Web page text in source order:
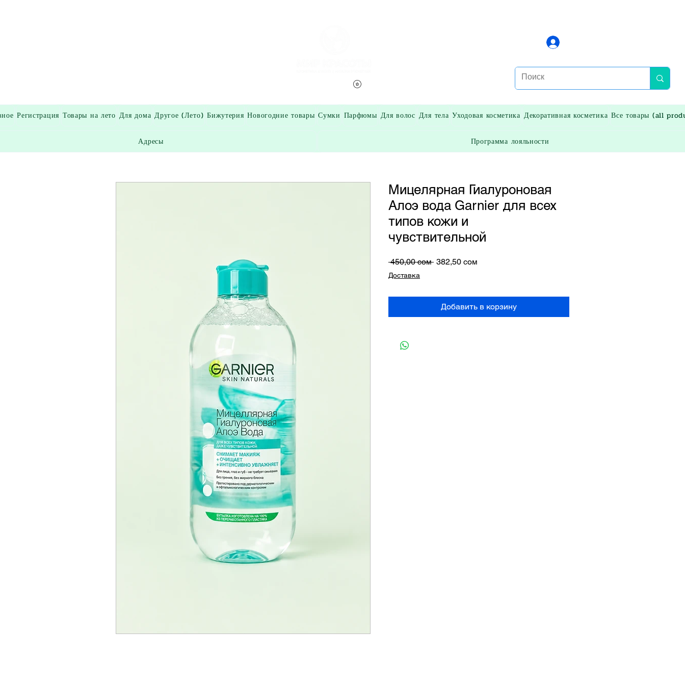
Регистрация Товары на лето Для дома Другое (Лето) Бижутерия Новогодние товары Сумки Парфюмы Для волос Для тела Уходовая косметика Декоративная косметика Все товары (all
Адресы Программа лояльности
Мицелярная Гиалуроновая
Алоэ вода Garnier для всех
типов кожи и
чувствительной
450,00 сом Обычная
382,50 сом
Доставка
Добавить в корзину